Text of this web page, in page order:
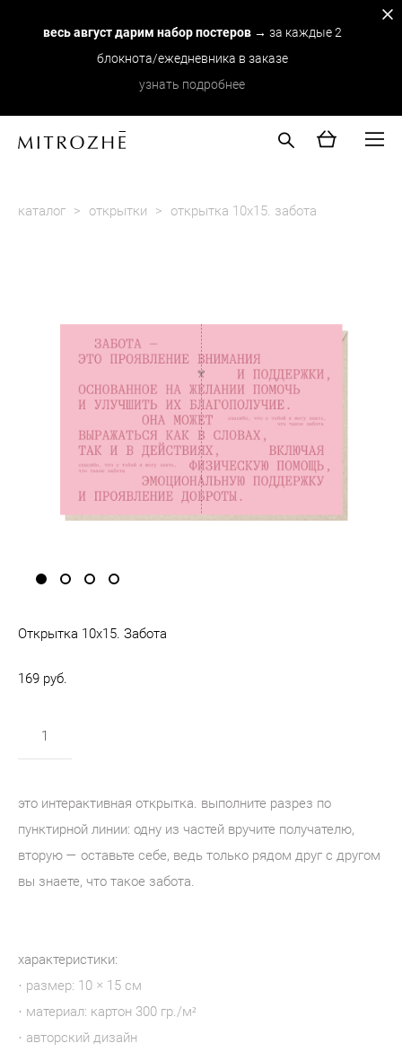
весь август дарим набор постеров→ за каждые 2
блокнота/ежедневника в заказе
узнать подробнее
каталог > открытки > открытка 10х15. забота
Открытка 10х15. Забота
169 pуб.
это интерактивная открытка. выполните разрез по
пунктирной линии: одну из частей вручите получателю,
вторую — оставьте себе, ведь только рядом друг с другом
вы знаете, что такое забота.
характеристики:
· размер: 10 × 15 см
· материал: картон 300 гр./м²
· авторский дизайн